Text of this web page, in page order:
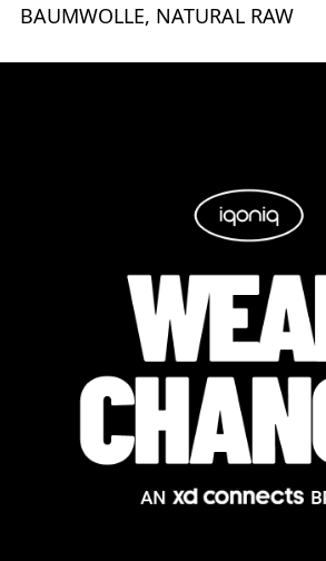
BAUMWOLLE, NATURAL RAW